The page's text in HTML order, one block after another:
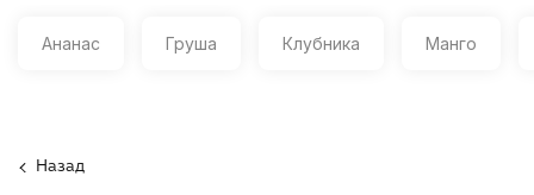
Ананас Груша Клубника Манго
Назад